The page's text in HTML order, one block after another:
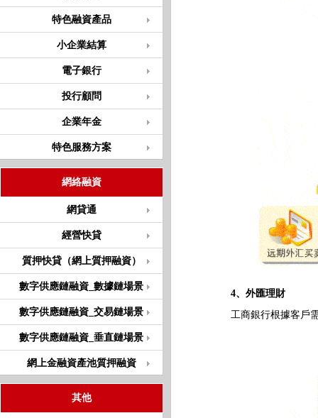
特色融資產品
小企業結算
電子銀行
投行顧問
企業年金
特色服務方案
網絡融資
網貸通
經營快貸
質押快貸（網上質押融資）
數字供應鏈融資_數據鏈場景
數字供應鏈融資_交易鏈場景
數字供應鏈融資_垂直鏈場景
網上金融資產池質押融資
其他
4、外匯理財
工商銀行根據客戶需